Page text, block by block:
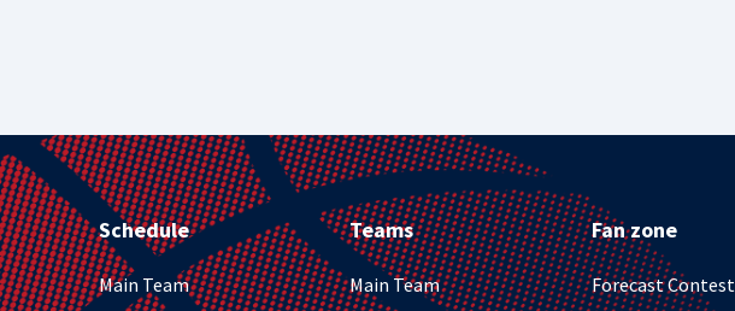
Schedule
Main Team
Teams
Main Team
Fan zone
Forecast Contest